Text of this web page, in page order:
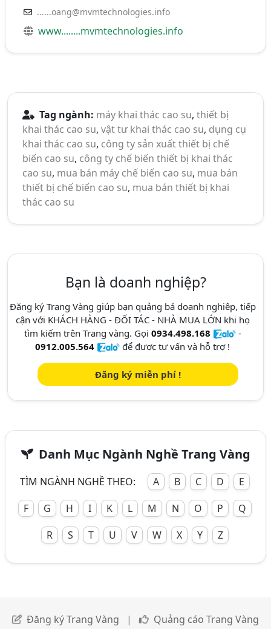
......oang@mvmtechnologies.info
www........mvmtechnologies.info
Tag ngành: máy khai thác cao su, thiết bị
khai thác cao su, vật tư khai thác cao su, dụng cụ
khai thác cao su, công ty sản xuất thiết bị chế
biến cao su, công ty chế biến thiết bị khai thác
cao su, mua bán máy chế biến cao su, mua bán
thiết bị chế biến cao su, mua bán thiết bị khai
thác cao su
Bạn là doanh nghiệp?
Đăng ký Trang Vàng giúp bạn quảng bá doanh nghiêp, tiếp
cận với KHÁCH HÀNG - ĐỐI TÁC - NHÀ MUA LỚN khi họ
tìm kiếm trên Trang vàng. Gọi 0934.498.168
-
0912.005.564
để được tư vấn và hỗ trợ !
Đăng ký miễn phí !
Danh Mục Ngành Nghề Trang Vàng
TÌM NGÀNH NGHỀ THEO: A B C D
E
F
G H I K L M N O P
Q
R
S T U V W X Y Z
Đăng ký Trang Vàng | Quảng cáo Trang Vàng